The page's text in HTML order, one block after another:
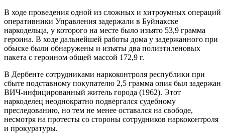
В ходе проведения одной из сложных и хитроумных операций
оперативники Управления задержали в Буйнакске
наркодельца, у которого на месте было изъято 53,9 грамма
героина. В ходе дальнейшей работы дома у задержанного при
обыске были обнаружены и изъяты два полиэтиленовых
пакета с героином общей массой 172,9 г.
В Дербенте сотрудниками наркоконтроля республики при
сбыте подставному покупателю 2,5 грамма опия был задержан
ВИЧ-инфицированный житель города (1962). Этот
наркоделец неоднократно подвергался судебному
преследованию, но тем не менее оставался на свободе,
несмотря на протесты со стороны сотрудников наркоконтроля
и прокуратуры.